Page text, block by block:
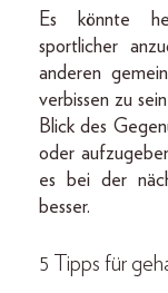
Es könnte
sportlicher
anderen
verbissen zu
Blick des
oder
es bei der
besser.
5 Tipps für